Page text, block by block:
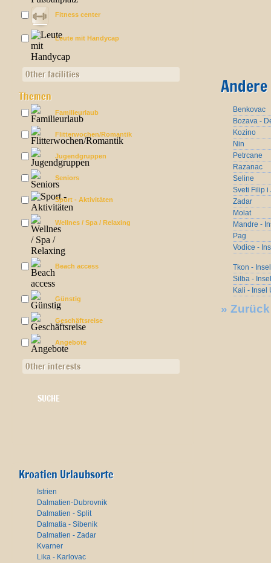
Fitness center
Leute mit Handycap
Other facilities
Themen
Familieurlaub
Flitterwochen/Romantik
Jugendgruppen
Seniors
Sport - Aktivitäten
Wellnes / Spa / Relaxing
Beach access
Günstig
Geschäftsreise
Angebote
Other interests
Kroatien Urlaubsorte
Istrien
Dalmatien-Dubrovnik
Dalmatien - Split
Dalmatia - Sibenik
Dalmatien - Zadar
Kvarner
Lika - Karlovac
Benkovac
Bozava -
Kozino
Nin
Petrcane
Razanac
Seline
Sveti Filip i
Zadar
Molat
Mandre -
Pag
Vodice -
Tkon -
Silba -
Kali - Insel
» Zurück